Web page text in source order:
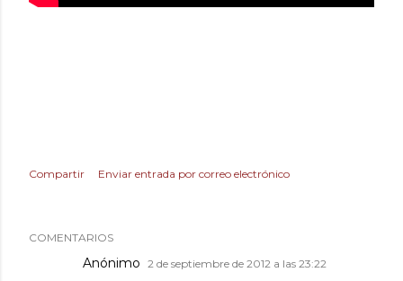
Compartir Enviar entrada por correo electrónico
COMENTARIOS
Anónimo 2 de septiembre de 2012 a las 23:22